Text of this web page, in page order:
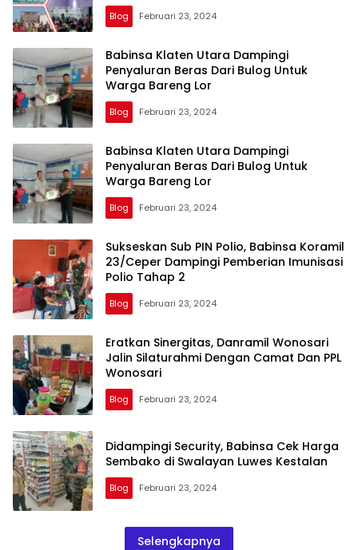
Blog Februari 23, 2024
Babinsa Klaten Utara Dampingi
Penyaluran Beras Dari Bulog Untuk
Blog Februari 23, 2024
Babinsa Klaten Utara Dampingi
Penyaluran Beras Dari Bulog Untuk
Warga Bareng Lor
Blog Februari 23, 2024
Sukseskan Sub PIN Polio, Babinsa Koramil
23/Ceper Dampingi Pemberian Imunisasi
Polio Tahap 2
Blog Februari 23, 2024
Eratkan Sinergitas, Danramil Wonosari
Jalin Silaturahmi Dengan Camat Dan PPL
Wonosari
Blog Februari 23, 2024
Didampingi Security, Babinsa Cek Harga
Sembako di Swalayan Luwes Kestalan
Blog Februari 23, 2024
Selengkapnya